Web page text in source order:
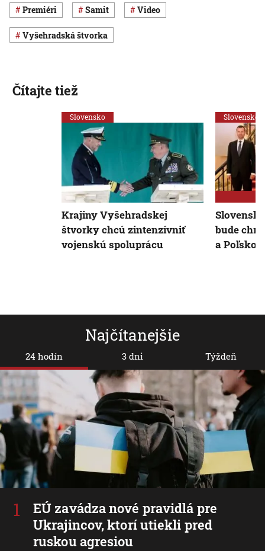
premiéri samit Video
Vyšehradská štvorka
Najčítanejšie
24 hodín
EÚ zavádza nové pravidlá pre
Ukrajincov, ktorí utiekli pred
ruskou agresiou
3 dni Týždeň
Čítajte tiež
Slovensko
Krajiny Vyšehradskej
štvorky chcú zintenzívniť
vojenskú spoluprácu
Slovensko
bude
a